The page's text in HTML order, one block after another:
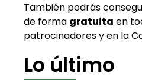
También podrás
de forma gratuita en
patrocinadores y en la
Lo último